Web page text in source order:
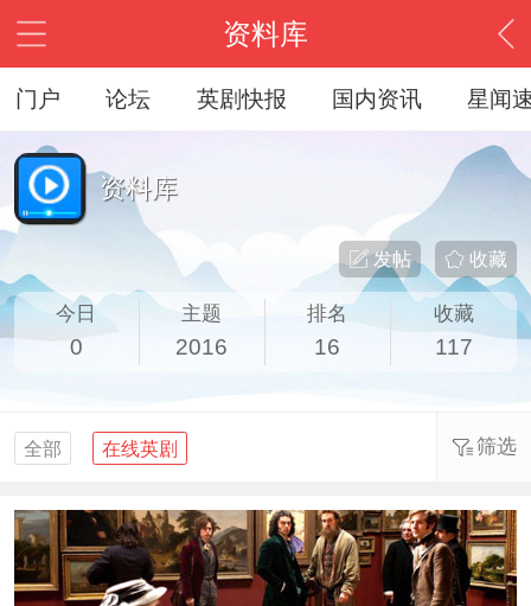
资料库
门户 论坛 英剧快报 国内资讯 星闻
资料库
收藏
发帖
今日
0
主题
2016
排名
16
收藏
117
全部 在线英剧 筛选